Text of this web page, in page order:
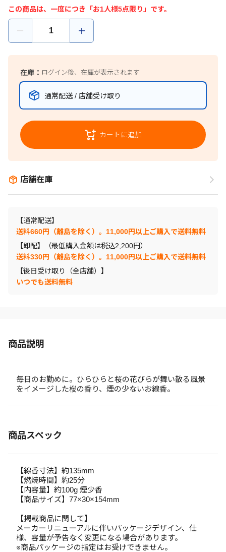
この商品は、一度につき「お1人様5点限り」です。
在庫： ログイン後、在庫が表示されます
通常配送 / 店舗受け取り
カートに追加
店舗在庫
【通常配送】
送料660円（離島を除く）。11,000円以上ご購入で送料無料
【即配】（最低購入金額は税込2,200円）
送料330円（離島を除く）。11,000円以上ご購入で送料無料
【後日受け取り（全店舗）】
いつでも送料無料
商品説明
毎日のお勤めに。ひらひらと桜の花びらが舞い散る風景
をイメージした桜の香り、煙の少ないお線香。
商品スペック
【線香寸法】約135mm
【燃焼時間】約25分
【内容量】約100g 煙少香
【商品サイズ】77×30×154mm
【掲載商品に関して】
メーカーリニューアルに伴いパッケージデザイン、仕
様、容量が予告なく変更になる場合があります。
※商品パッケージの指定はお受けできません。